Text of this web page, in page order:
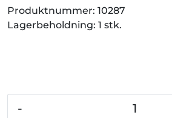
Produktnummer: 10287
Lagerbeholdning: 1 stk.
-